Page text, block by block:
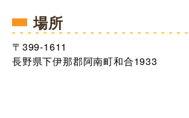
場所
〒399-1611
長野県下伊那郡阿南町和合1933